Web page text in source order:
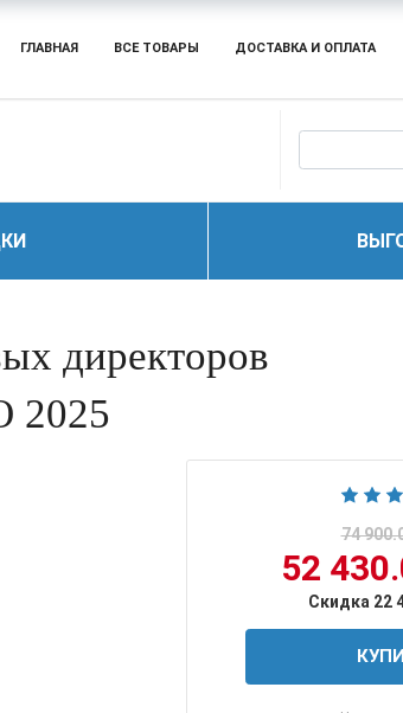
ГЛАВНАЯ ВСЕ ТОВАРЫ ДОСТАВКА И ОПЛАТА
директоров
2025
74
52
Скидка 22